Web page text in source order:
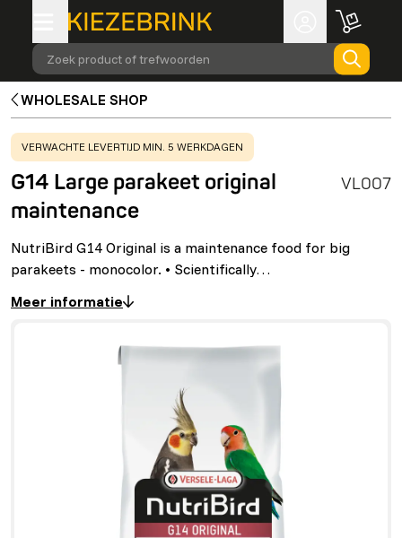
Zoek product of trefwoorden
WHOLESALE SHOP
WARNING:
VERWACHTE LEVERTIJD MIN. 5 WERKDAGEN
G14 Large parakeet original
maintenance
VL007
NutriBird G14 Original is a maintenance food for big
parakeets - monocolor. • Scientifically…
Meer informatie